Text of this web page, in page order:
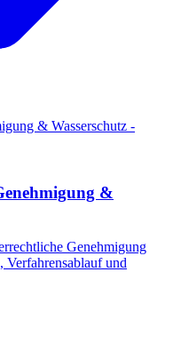
&
Genehmigung
Verfahrensablauf und